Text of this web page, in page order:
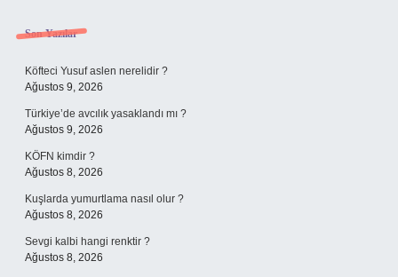
Sidebar
Son Yazılar
Köfteci Yusuf aslen nerelidir ?
Ağustos 9, 2026
Türkiye’de avcılık yasaklandı mı ?
Ağustos 9, 2026
KÖFN kimdir ?
Ağustos 8, 2026
Kuşlarda yumurtlama nasıl olur ?
Ağustos 8, 2026
Sevgi kalbi hangi renktir ?
Ağustos 8, 2026